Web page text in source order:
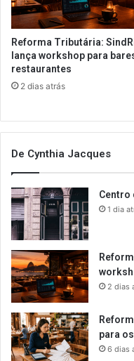
Reforma Tributária:
lança workshop para
restaurantes
2 dias atrás
De Cynthia Jacques
Centro
1 dia
2 dias
para
6 dias